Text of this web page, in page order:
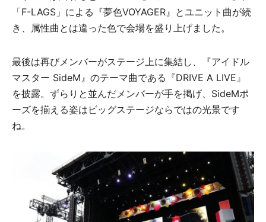
「F-LAGS」による『夢色VOYAGER』とユニット曲が続
き、属性曲とは違った色で会場を盛り上げました。
最後は再びメンバーがステージ上に集結し、『アイドル
マスター SideM』のテーマ曲である『DRIVE A LIVE』
を披露。ずらりと並んだメンバーが手を掲げ、SideMポ
ーズを揃える姿はビッグステージならではの光景です
ね。